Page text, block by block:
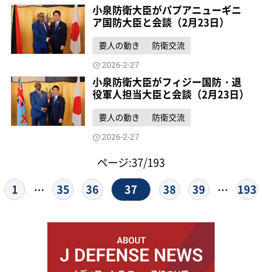
小泉防衛大臣がパプアニューギニ
ア国防大臣と会談（2月23日）
要人の動き 防衛交流
2026-2-27
小泉防衛大臣がフィジー国防・退
役軍人担当大臣と会談（2月23日）
要人の動き 防衛交流
2026-2-27
ページ:37/193
1
… 35 36 37 38 39 … 193